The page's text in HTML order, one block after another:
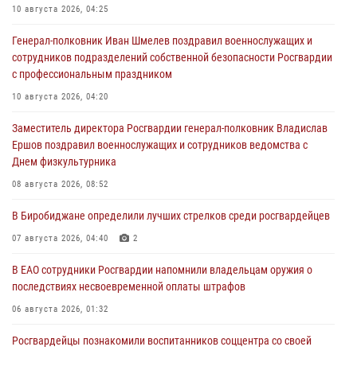
10 августа 2026, 04:25
Генерал-полковник Иван Шмелев поздравил военнослужащих и
сотрудников подразделений собственной безопасности Росгвардии
с профессиональным праздником
10 августа 2026, 04:20
Заместитель директора Росгвардии генерал-полковник Владислав
Ершов поздравил военнослужащих и сотрудников ведомства с
Днем физкультурника
08 августа 2026, 08:52
В Биробиджане определили лучших стрелков среди росгвардейцев
07 августа 2026, 04:40 2
В ЕАО сотрудники Росгвардии напомнили владельцам оружия о
последствиях несвоевременной оплаты штрафов
06 августа 2026, 01:32
Росгвардейцы познакомили воспитанников соццентра со своей